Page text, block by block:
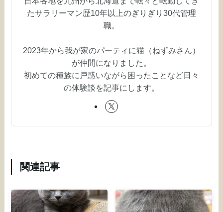
たサラリーマン歴10年以上のぎりぎり30代管理
職。
2023年から我が家のパーティに猫（ねずみさん）
が仲間になりました。
初めての種族に戸惑いながら困ったことなど日々
の体験談を記事にします。
関連記事